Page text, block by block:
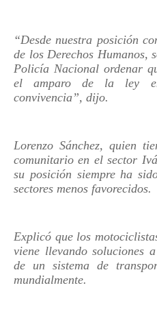
“Desde nuestra posición
de los Derechos Humanos,
Policía Nacional ordenar
el amparo de la ley
convivencia”, dijo.
Lorenzo Sánchez, quien
comunitario en el sector
su posición siempre ha
sectores menos favorecidos.
Explicó que los
viene llevando soluciones
de un sistema de
mundialmente.